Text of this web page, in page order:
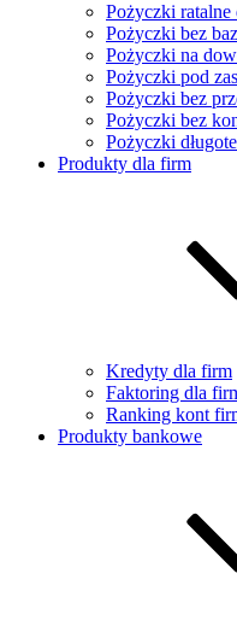
Pożyczki
Pożyczki bez baz
Pożyczki na
Pożyczki pod
Pożyczki bez
Pożyczki bez
Pożyczki
Produkty dla firm
Kredyty dla firm
Faktoring dla
Ranking kont
Produkty bankowe